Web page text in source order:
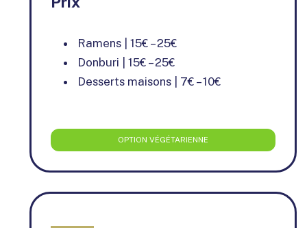
Ramens | 15€ – 25€
Donburi | 15€ – 25€
Desserts maisons | 7€ – 10€
OPTION VÉGÉTARIENNE